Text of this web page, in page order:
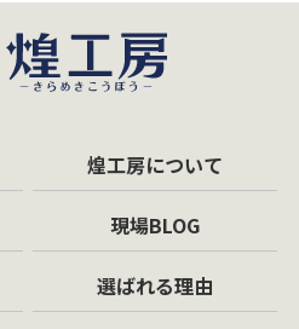
煌工房について
現場BLOG
選ばれる理由